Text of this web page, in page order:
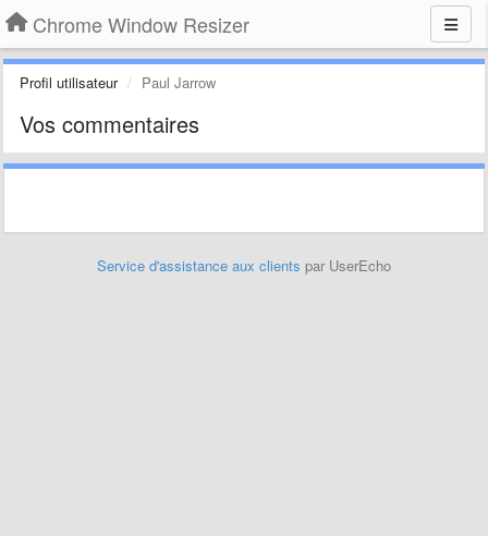
Chrome Window Resizer
Profil utilisateur Paul Jarrow
Vos commentaires
Service d'assistance aux clients par UserEcho